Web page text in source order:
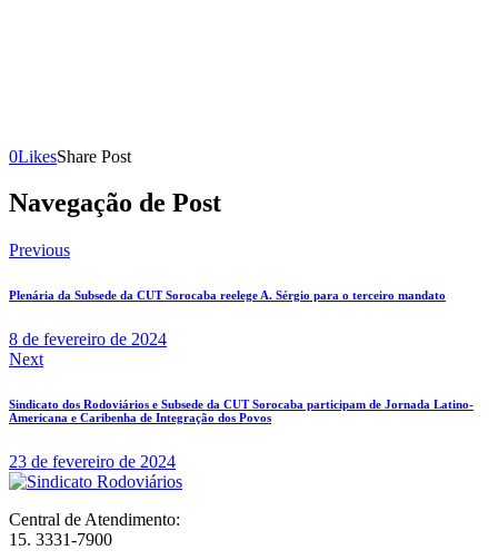
0LikesShare Post
Navegação de Post
Previous
Plenária da Subsede da CUT Sorocaba reelege A. Sérgio para o terceiro mandato
8 de fevereiro de 2024
Next
Sindicato dos Rodoviários e Subsede da CUT Sorocaba participam de Jornada Latino-
Americana e Caribenha de Integração dos Povos
23 de fevereiro de 2024
Central de Atendimento:
15. 3331-7900